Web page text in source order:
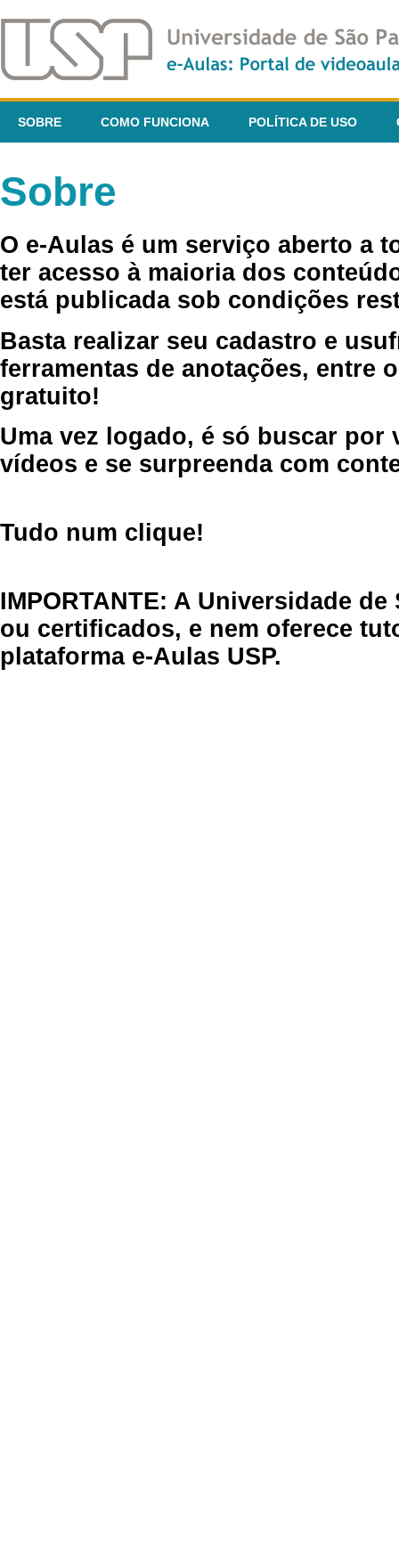
SOBRE COMO FUNCIONA POLÍTICA DE USO
Sobre
O e-Aulas é um serviço aberto a
ter acesso à maioria dos
está publicada sob condições
Basta realizar seu cadastro e
ferramentas de anotações, entre
gratuito!
Uma vez logado, é só buscar por
vídeos e se surpreenda com
Tudo num clique!
IMPORTANTE: A Universidade
ou certificados, e nem oferece
plataforma e-Aulas USP.